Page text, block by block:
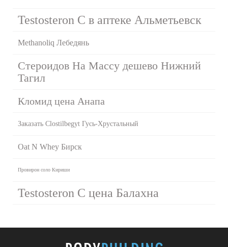
Testosteron C в аптеке Альметьевск
Methanoliq Лебедянь
Стероидов На Массу дешево Нижний
Тагил
Кломид цена Анапа
Заказать Clostilbegyt Гусь-Хрустальный
Oat N Whey Бирск
Провирон соло Кириши
Testosteron C цена Балахна